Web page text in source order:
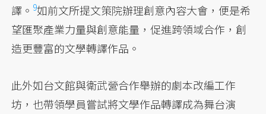
譯。 9如前文所提文策院辦理創意內容大會，便是希
望匯聚產業力量與創意能量，促進跨領域合作，創
造更豐富的文學轉譯作品。
此外如台文館與衛武營合作舉辦的劇本改編工作
坊，也帶領學員嘗試將文學作品轉譯成為舞台演